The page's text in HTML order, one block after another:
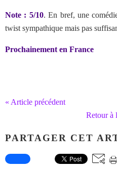
Note : 5/10. En bref, une
twist sympathique mais pas
Prochainement en France
« Article précédent
Retour à
PARTAGER CET